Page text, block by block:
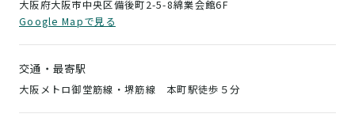
大阪府大阪市中央区備後町2-5-8綿業会館6F
Google Mapで見る
交通・最寄駅
大阪メトロ御堂筋線・堺筋線 本町駅徒歩５分